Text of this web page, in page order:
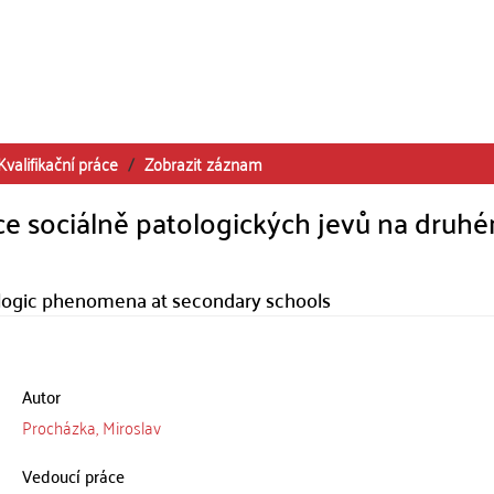
práce Zobrazit záznam
sociálně patologických jevů na
phenomena at secondary schools
Autor
Procházka, Miroslav
Vedoucí práce